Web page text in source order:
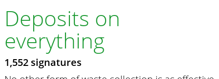
Deposits on
everything
1,552 signatures